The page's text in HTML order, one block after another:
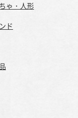
ゃ・人形
ド